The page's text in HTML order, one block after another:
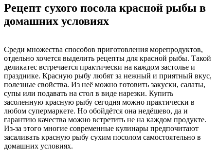
Рецепт сухого посола красной рыбы в
домашних условиях
Среди множества способов приготовления морепродуктов,
отдельно хочется выделить рецепты для красной рыбы. Такой
деликатес встречается практически на каждом застолье и
празднике. Красную рыбу любят за нежный и приятный вкус,
полезные свойства. Из неё можно готовить закуски, салаты,
супы или подавать на стол в виде нарезки. Купить
засоленную красную рыбу сегодня можно практически в
любом супермаркете. Но обойдётся она недёшево, да и
гарантию качества можно встретить не на каждом продукте.
Из-за этого многие современные кулинары предпочитают
засаливать красную рыбу сухим посолом самостоятельно в
домашних условиях.